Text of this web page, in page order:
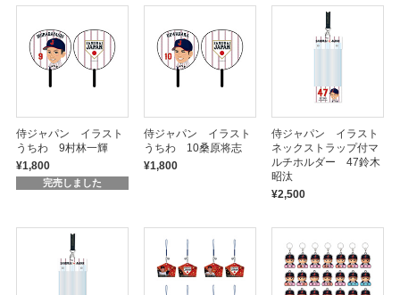
侍ジャパン イラスト
うちわ 9村林一輝
¥1,800
完売しました
侍ジャパン イラスト
うちわ 10桑原将志
¥1,800
侍ジャパン イラスト
ネックストラップ付マ
ルチホルダー 47鈴木
昭汰
¥2,500